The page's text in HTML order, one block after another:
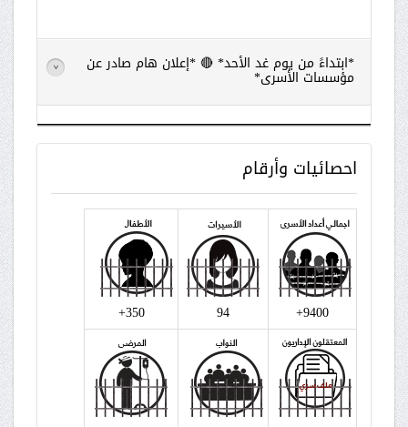
*ابتداءً من يوم غد الأحد* 🔴 *إعلان هام صادر عن
مؤسسات الأسرى* >
اقرأ
المزيد
احصائيات وأرقام
9400+
94
350+